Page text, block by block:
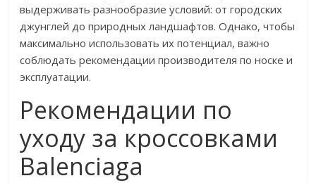
выдерживать разнообразие условий: от городских
джунглей до природных ландшафтов. Однако, чтобы
максимально использовать их потенциал, важно
соблюдать рекомендации производителя по носке и
эксплуатации.
Рекомендации по
уходу за кроссовками
Balenciaga